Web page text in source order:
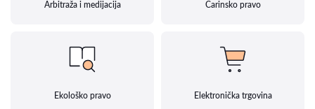
Arbitraža i medijacija Carinsko pravo
Ekološko pravo Elektronička trgovina